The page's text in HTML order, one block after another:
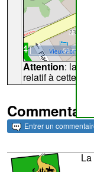
50 m
Attention: la
relatif à cette
Entrer un